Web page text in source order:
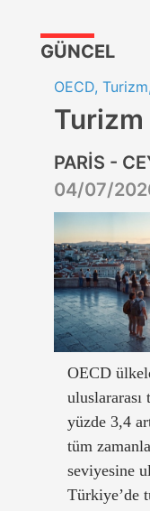
GÜNCEL
OECD,
PARİS -
04/07/
OECD
uluslararası
yüzde 3,4
tüm
seviyesine
Türkiye’de